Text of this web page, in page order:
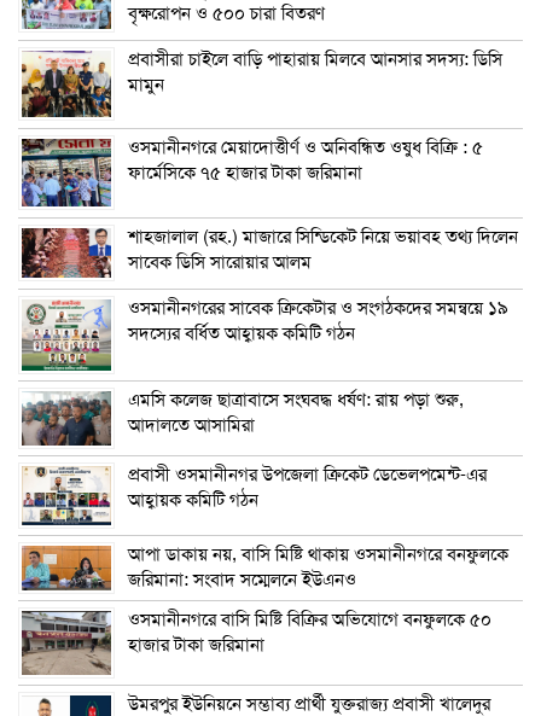
বৃক্ষরোপন ও ৫০০ চারা বিতরণ
প্রবাসীরা চাইলে বাড়ি পাহারায় মিলবে আনসার সদস্য: ডিসি
মামুন
ওসমানীনগরে মেয়াদোত্তীর্ণ ও অনিবন্ধিত ওষুধ বিক্রি : ৫
ফার্মেসিকে ৭৫ হাজার টাকা জরিমানা
শাহজালাল (রহ.) মাজারে সিন্ডিকেট নিয়ে ভয়াবহ তথ্য দিলেন
সাবেক ডিসি সারোয়ার আলম
ওসমানীনগরের সাবেক ক্রিকেটার ও সংগঠকদের সমন্বয়ে ১৯
সদস্যের বর্ধিত আহ্বায়ক কমিটি গঠন
এম‌সি কলেজ ছাত্রাবাসে সংঘবদ্ধ ধর্ষণ: রায় পড়া শুরু,
আদালতে আসামিরা
প্রবাসী ওসমানীনগর উপজেলা ক্রিকেট ডেভেলপমেন্ট-এর
আহ্বায়ক কমিটি গঠন
আপা ডাকায় নয়, বাসি মিষ্টি থাকায় ওসমানীনগরে বনফুলকে
জরিমানা: সংবাদ সম্মেলনে ইউএনও
ওসমানীনগরে বাসি মিষ্টি বিক্রির অভিযোগে বনফুলকে ৫০
হাজার টাকা জরিমানা
উমরপুর ইউনিয়নে সম্ভাব্য প্রার্থী যুক্তরাজ্য প্রবাসী খালেদুর